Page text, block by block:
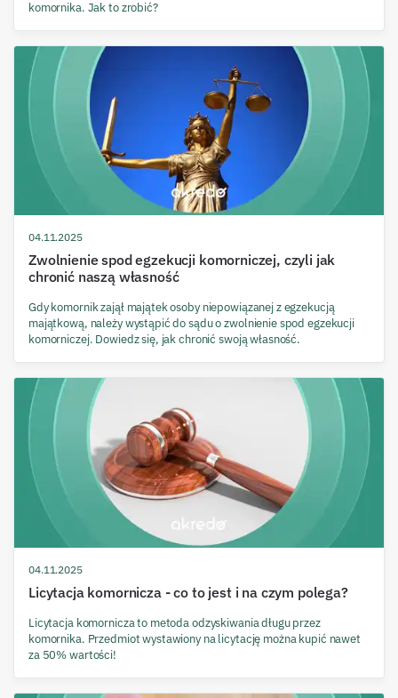
komornika. Jak to zrobić?
04.11.2025
Zwolnienie spod egzekucji komorniczej, czyli jak
chronić naszą własność
Gdy komornik zajął majątek osoby niepowiązanej z egzekucją
majątkową, należy wystąpić do sądu o zwolnienie spod egzekucji
komorniczej. Dowiedz się, jak chronić swoją własność.
04.11.2025
Licytacja komornicza - co to jest i na czym polega?
Licytacja komornicza to metoda odzyskiwania długu przez
komornika. Przedmiot wystawiony na licytację można kupić nawet
za 50% wartości!